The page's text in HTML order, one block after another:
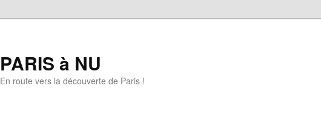
PARIS à NU
En route vers la découverte de Paris !